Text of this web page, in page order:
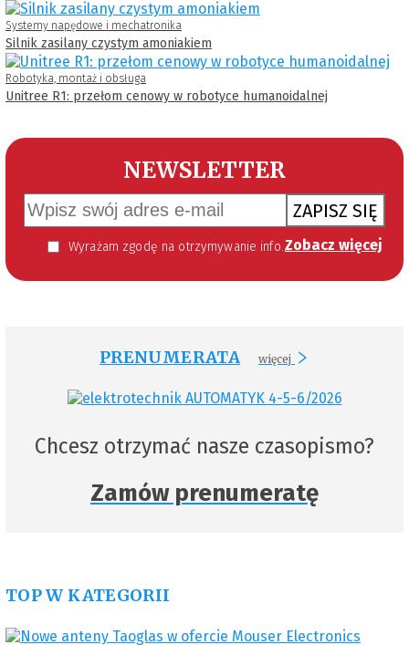
Systemy napędowe i mechatronika
Silnik zasilany czystym amoniakiem
Robotyka, montaż i obsługa
Unitree R1: przełom cenowy w robotyce humanoidalnej
NEWSLETTER
ZAPISZ SIĘ
Wyrażam zgodę na otrzymywanie informacji handlowej kierowanej do mnie za pomocą środków komunikacji elektronicznej w szczególności poczty elektronicznej zgodnie z przepisem art. 10 ust 2 ustawy z dnia 18 lipca 2002 roku o świadczeniu usług drogą elektroniczną (Dz. U. 144 z 2002 r. poz. 1204). Zgoda jest dobrowolna, jednak jej wyrażenie jest konieczne, aby otrzymywać newsletter. Zobacz więcej
PRENUMERATA więcej
Chcesz otrzymać nasze czasopismo?
Zamów prenumeratę
TOP W KATEGORII